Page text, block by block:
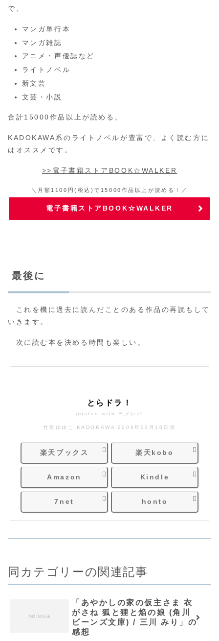
で、
マンガ単行本
マンガ雑誌
アニメ・声優誌など
ライトノベル
新文芸
文芸・小説
合計15000作品以上が読める。
KADOKAWA系のライトノベルが豊富で、よく読む方に
はオススメです。
>>電子書籍ストアBOOK☆WALKER
＼月額1100円(税込)で15000作品以上が読める！／
電子書籍ストアBOOK☆WALKER
最後に
これを機に過去に読んだことのある作品の再読もして
いきます。
次に読む本を決める時間も楽しい。
とらドラ！
posted with ヨメレバ
竹宮ゆゆこ KADOKAWA 2006年03月10日頃
楽天ブックス 楽天kobo
Amazon Kindle
7net honto
同カテゴリーの関連記事
「あやかしの家の仮主さま 衣
がさね 狐と狸と焔の娘 (角川
ビーンズ文庫) / 三川 みり」の
感想